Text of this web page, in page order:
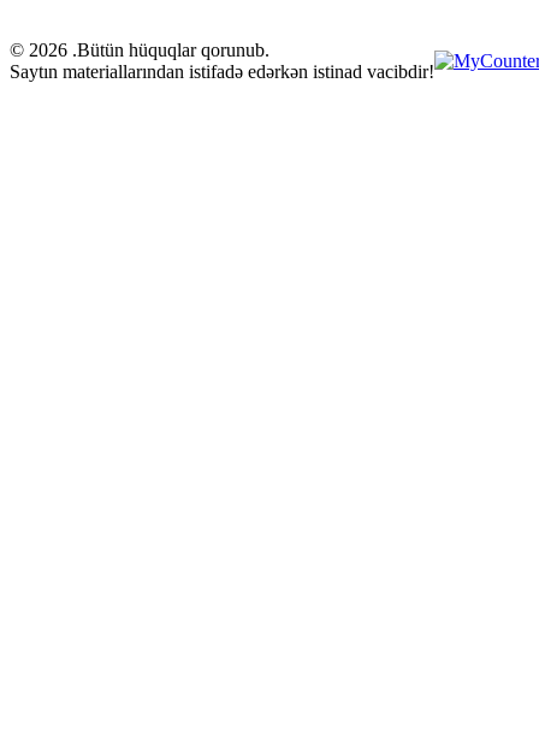
© 2026 .Bütün hüquqlar qorunub.
Saytın materiallarından istifadə edərkən istinad vacibdir!